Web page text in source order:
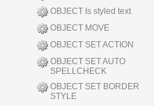
OBJECT Is styled text
OBJECT MOVE
OBJECT SET ACTION
OBJECT SET AUTO
SPELLCHECK
OBJECT SET BORDER
STYLE